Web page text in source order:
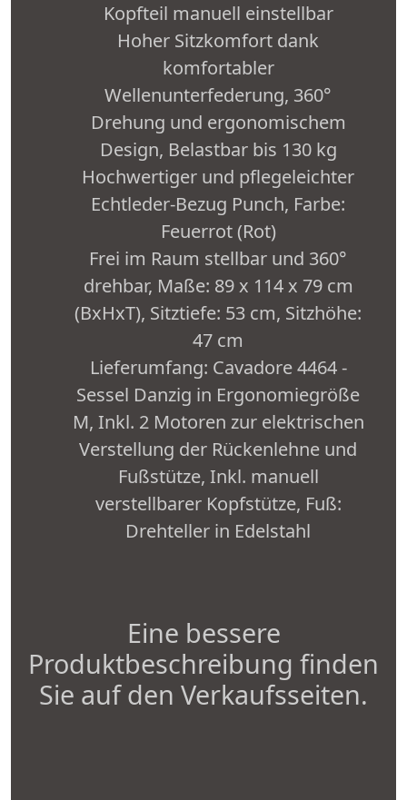
Kopfteil manuell einstellbar
Hoher Sitzkomfort dank
komfortabler
Wellenunterfederung, 360°
Drehung und ergonomischem
Design, Belastbar bis 130 kg
Hochwertiger und pflegeleichter
Echtleder-Bezug Punch, Farbe:
Feuerrot (Rot)
Frei im Raum stellbar und 360°
drehbar, Maße: 89 x 114 x 79 cm
(BxHxT), Sitztiefe: 53 cm, Sitzhöhe:
47 cm
Lieferumfang: Cavadore 4464 -
Sessel Danzig in Ergonomiegröße
M, Inkl. 2 Motoren zur elektrischen
Verstellung der Rückenlehne und
Fußstütze, Inkl. manuell
verstellbarer Kopfstütze, Fuß:
Drehteller in Edelstahl
Eine bessere
Produktbeschreibung finden
Sie auf den Verkaufsseiten.